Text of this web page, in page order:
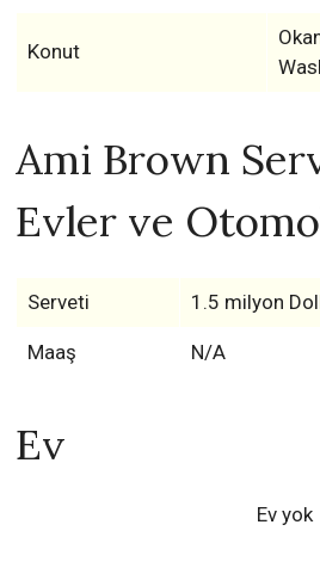
Konut
Ami Brown
Evler ve
Serveti 1.5 milyon
Maaş N/A
Ev
Ev yok